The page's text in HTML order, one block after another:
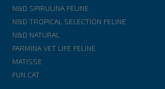
N&D SPIRULINA FELINE
N&D TROPICAL SELECTION FELINE
N&D NATURAL
FARMINA VET LIFE FELINE
MATISSE
FUN CAT